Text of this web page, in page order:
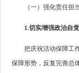
（一）强化责任担
1.切实增强政治自
把庆祝活动保障工
保障形势，反复完善总